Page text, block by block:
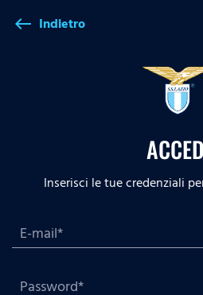
west Indietro
Inserisci le tue credenziali